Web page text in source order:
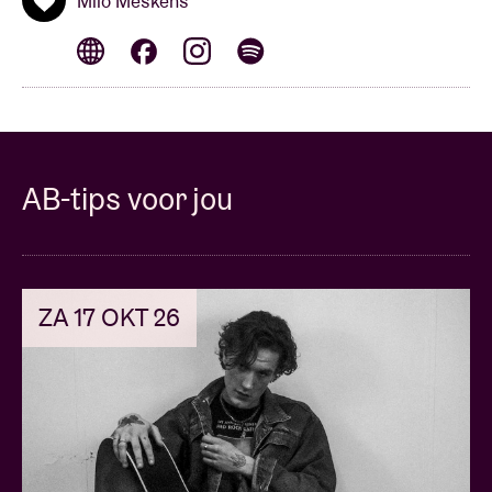
2-3 nummers
· Q&A sessie met de band
· Een (1) exclusief cadeau
gewoon ticket
Terugbetaling wordt enkel en alleen toegestaan
indien de show of deze packages worden afgelast.
Naamsveranderingen worden in GEEN GEVAL
toegestaan. Om de inhoud van het package in
ontvangst te nemen, dient de klant zich persoonlijk
aan te melden met een geldig identiteitsbewijs. De
klant zal in de week voor de show geïnformeerd
AB-tips voor jou
ZA 17 OKT 26